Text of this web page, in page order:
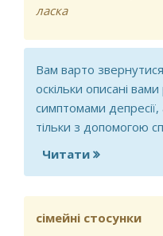
ласка
Вам варто
оскiльки описанi
симптомами
тiльки з допомогою
Читати про В мене
взриви
сімейні стосунки